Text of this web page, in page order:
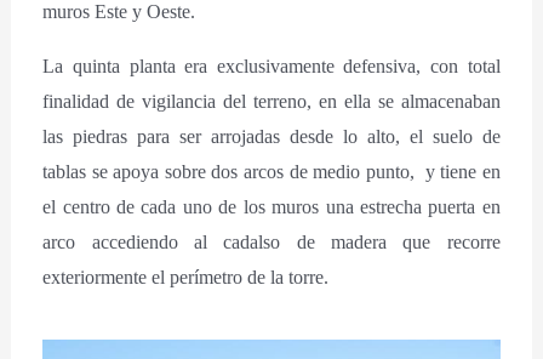
muros Este y Oeste.
La quinta planta era exclusivamente defensiva, con total
finalidad de vigilancia del terreno, en ella se almacenaban
las piedras para ser arrojadas desde lo alto, el suelo de
tablas se apoya sobre dos arcos de medio punto, y tiene en
el centro de cada uno de los muros una estrecha puerta en
arco accediendo al cadalso de madera que recorre
exteriormente el perímetro de la torre.